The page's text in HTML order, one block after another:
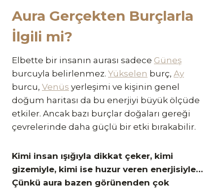
Aura Gerçekten Burçlarla
İlgili mi?
Elbette bir insanın aurası sadece Güneş
burcuyla belirlenmez. Yükselen burç, Ay
burcu, Venüs yerleşimi ve kişinin genel
doğum haritası da bu enerjiyi büyük ölçüde
etkiler. Ancak bazı burçlar doğaları gereği
çevrelerinde daha güçlü bir etki bırakabilir.
Kimi insan ışığıyla dikkat çeker, kimi
gizemiyle, kimi ise huzur veren enerjisiyle…
Çünkü aura bazen görünenden çok